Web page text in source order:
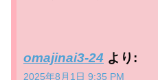
omajinai3-24 より:
2025年8月1日 9:35 PM